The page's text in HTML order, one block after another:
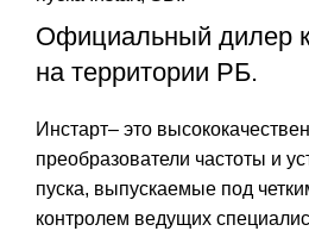
Официальный дилер
на территории РБ.
Инстарт– это
преобразователи частоты и
пуска, выпускаемые под
контролем ведущих